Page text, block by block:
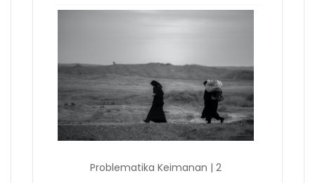
Problematika Keimanan | 2